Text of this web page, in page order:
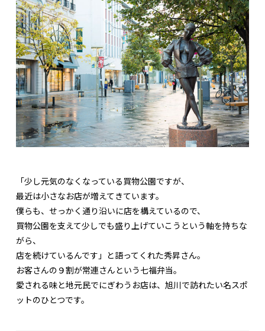
「少し元気のなくなっている買物公園ですが、
最近は小さなお店が増えてきています。
僕らも、せっかく通り沿いに店を構えているので、
買物公園を支えて少しでも盛り上げていこうという軸を持ちな
がら、
店を続けているんです」と語ってくれた秀昇さん。
お客さんの９割が常連さんという七福弁当。
愛される味と地元民でにぎわうお店は、旭川で訪れたい名スポ
ットのひとつです。